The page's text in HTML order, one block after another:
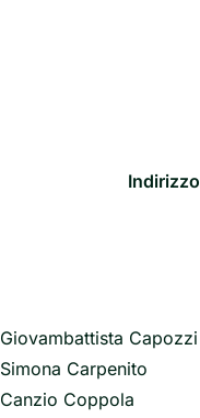
Indirizzo
Giovambattista Capozzi
Simona Carpenito
Canzio Coppola